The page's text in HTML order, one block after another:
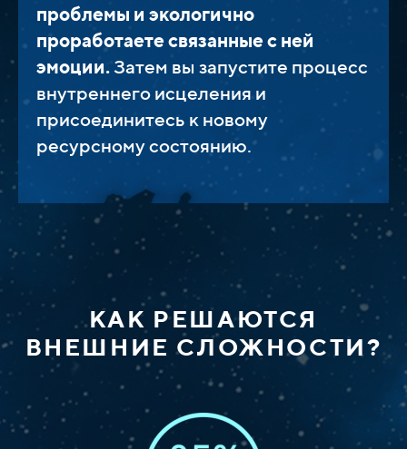
проблемы и экологично
проработаете связанные с ней
эмоции.Затем вы запустите процесс
внутреннего исцеления и
присоединитесь к новому
ресурсному состоянию.
КАК РЕШАЮТСЯ
ВНЕШНИЕ СЛОЖНОСТИ?